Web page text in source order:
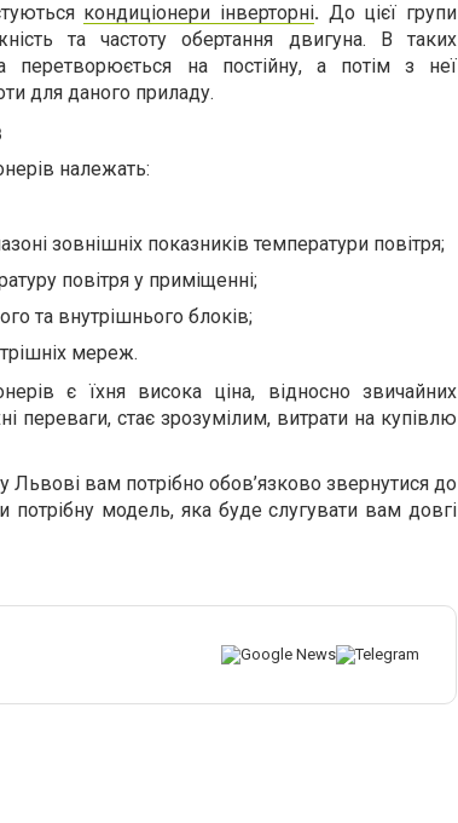
кондиціонери інверторні. До цієї групи
та частоту обертання двигуна. В таких
перетворюється на постійну, а потім з неї
для даного приладу.
належать:
зовнішніх показників температури повітря;
повітря у приміщенні;
та внутрішнього блоків;
мереж.
є їхня висока ціна, відносно звичайних
переваги, стає зрозумілим, витрати на купівлю
вам потрібно обов’язково звернутися до
потрібну модель, яка буде слугувати вам довгі